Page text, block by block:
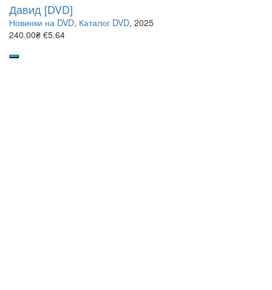
Давид [DVD]
Новинки на DVD, Каталог DVD, 2025
240.00₴ €5.64